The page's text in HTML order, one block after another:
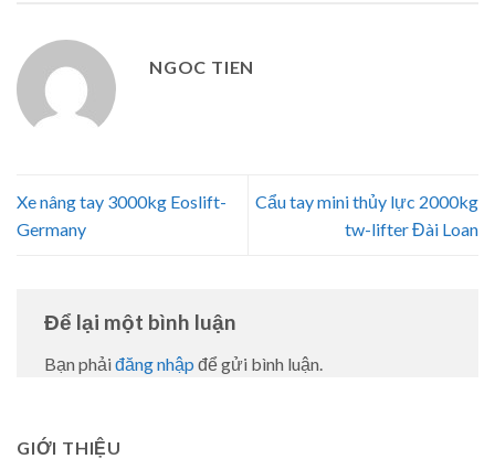
NGOC TIEN
Xe nâng tay 3000kg Eoslift-
Germany
Cẩu tay mini thủy lực 2000kg
tw-lifter Đài Loan
Để lại một bình luận
Bạn phải đăng nhập để gửi bình luận.
GIỚI THIỆU